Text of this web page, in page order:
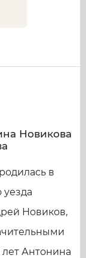
Новикова
в
уезда
Новиков,
Антонина